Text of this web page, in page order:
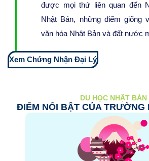
được mọi thứ liên quan đến
Nhật Bản, những điểm giống
văn hóa Nhật Bản và đất nước
Xem Chứng Nhận Đại Lý
DU HỌC NHẬT BẢN
ĐIỂM NỔI BẬT CỦA TRƯỜNG